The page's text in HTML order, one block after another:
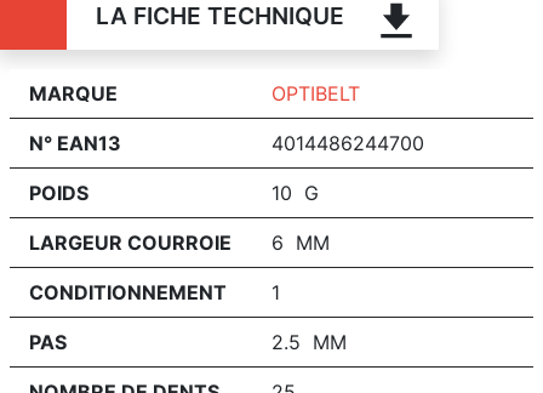
LA FICHE TECHNIQUE
MARQUE OPTIBELT
N° EAN13 4014486244700
POIDS 10 G
LARGEUR COURROIE 6 MM
CONDITIONNEMENT 1
PAS 2.5 MM